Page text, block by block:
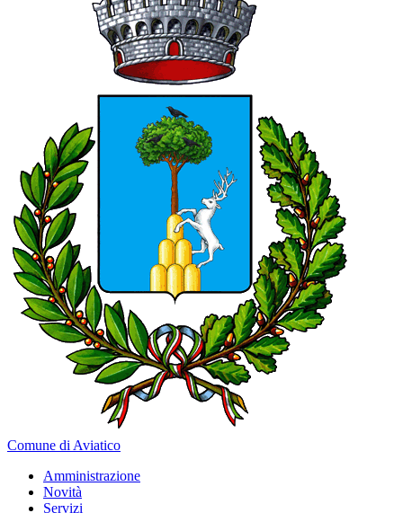
Comune di Aviatico
Amministrazione
Novità
Servizi